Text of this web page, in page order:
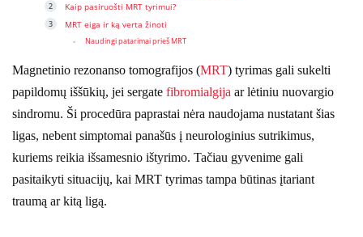
Kaip pasiruošti MRT tyrimui?
MRT eiga ir ką verta žinoti
Naudingi patarimai prieš MRT
Magnetinio rezonanso tomografijos (MRT) tyrimas gali sukelti
papildomų iššūkių, jei sergate fibromialgija ar lėtiniu nuovargio
sindromu. Ši procedūra paprastai nėra naudojama nustatant šias
ligas, nebent simptomai panašūs į neurologinius sutrikimus,
kuriems reikia išsamesnio ištyrimo. Tačiau gyvenime gali
pasitaikyti situacijų, kai MRT tyrimas tampa būtinas įtariant
traumą ar kitą ligą.